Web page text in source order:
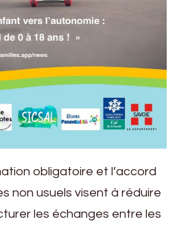
obligatoire et l’accord
non usuels visent à réduire
les échanges entre les